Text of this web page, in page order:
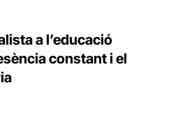
a l’educació
constant i el